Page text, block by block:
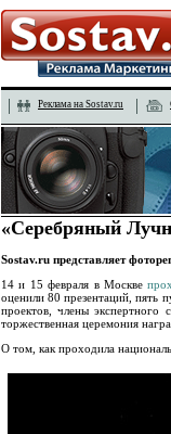
Реклама на Sostav.ru
«Серебряный
Sostav.ru представляет
14 и 15 февраля в Москве
оценили 80 презентаций, пять
проектов, члены
торжественная церемония
О том, как проходила